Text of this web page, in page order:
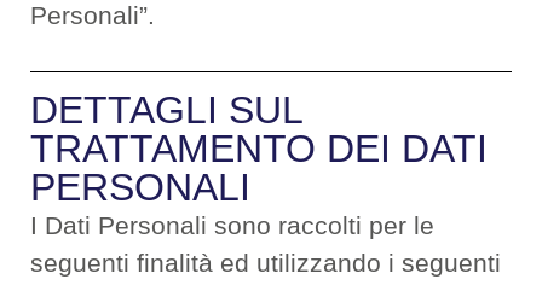
Personali”.
DETTAGLI SUL
TRATTAMENTO DEI DATI
PERSONALI
I Dati Personali sono raccolti per le
seguenti finalità ed utilizzando i seguenti